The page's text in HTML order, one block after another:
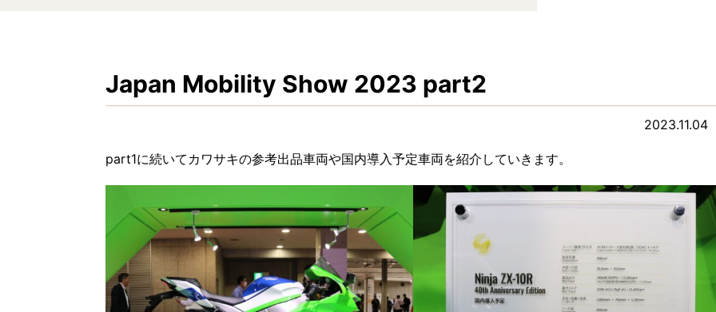
Japan Mobility Show 2023 part2
2023.11.04
part1に続いてカワサキの参考出品車両や国内導入予定車両を紹介していきます。